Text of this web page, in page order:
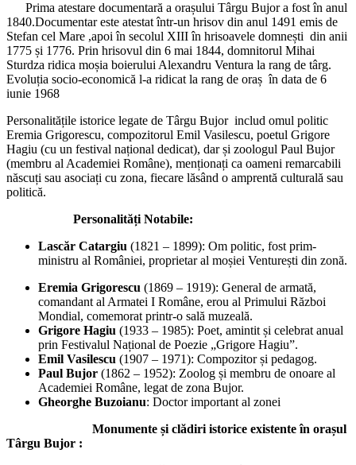
Prima atestare documentară a orașului Târgu Bujor a fost în anul
1840.Documentar este atestat într-un hrisov din anul 1491 emis de
Stefan cel Mare ,apoi în secolul XIII în hrisoavele domnești din anii
1775 și 1776. Prin hrisovul din 6 mai 1844, domnitorul Mihai
Sturdza ridica moșia boierului Alexandru Ventura la rang de târg.
Evoluția socio-economică l-a ridicat la rang de oraș în data de 6
iunie 1968
Personalitățile istorice legate de Târgu Bujor includ omul politic
Eremia Grigorescu, compozitorul Emil Vasilescu, poetul Grigore
Hagiu (cu un festival național dedicat), dar și zoologul Paul Bujor
(membru al Academiei Române), menționați ca oameni remarcabili
născuți sau asociați cu zona, fiecare lăsând o amprentă culturală sau
politică.
Personalități Notabile:
Lascăr Catargiu (1821 – 1899): Om politic, fost prim-
ministru al României, proprietar al moșiei Venturești din zonă.
Eremia Grigorescu (1869 – 1919): General de armată,
comandant al Armatei I Române, erou al Primului Război
Mondial, comemorat printr-o sală muzeală.
Grigore Hagiu (1933 – 1985): Poet, amintit și celebrat anual
prin Festivalul Național de Poezie „Grigore Hagiu”.
Emil Vasilescu (1907 – 1971): Compozitor și pedagog.
Paul Bujor (1862 – 1952): Zoolog și membru de onoare al
Academiei Române, legat de zona Bujor.
Gheorghe Buzoianu: Doctor important al zonei
Monumente și clădiri istorice existente în orașul
Târgu Bujor :